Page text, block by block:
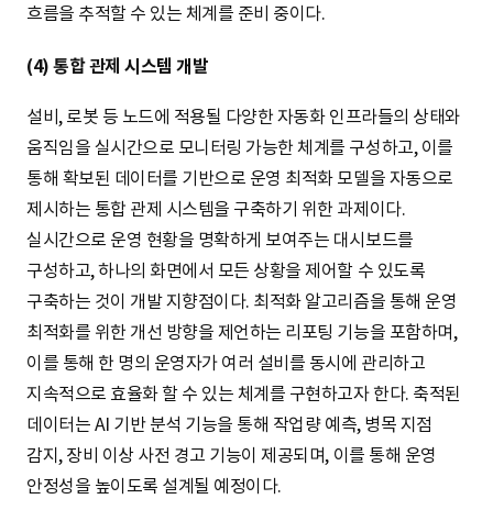
흐름을 추적할 수 있는 체계를 준비 중이다.
(4) 통합 관제 시스템 개발
설비, 로봇 등 노드에 적용될 다양한 자동화 인프라들의 상태와
움직임을 실시간으로 모니터링 가능한 체계를 구성하고, 이를
통해 확보된 데이터를 기반으로 운영 최적화 모델을 자동으로
제시하는 통합 관제 시스템을 구축하기 위한 과제이다.
실시간으로 운영 현황을 명확하게 보여주는 대시보드를
구성하고, 하나의 화면에서 모든 상황을 제어할 수 있도록
구축하는 것이 개발 지향점이다. 최적화 알고리즘을 통해 운영
최적화를 위한 개선 방향을 제언하는 리포팅 기능을 포함하며,
이를 통해 한 명의 운영자가 여러 설비를 동시에 관리하고
지속적으로 효율화 할 수 있는 체계를 구현하고자 한다. 축적된
데이터는 AI 기반 분석 기능을 통해 작업량 예측, 병목 지점
감지, 장비 이상 사전 경고 기능이 제공되며, 이를 통해 운영
안정성을 높이도록 설계될 예정이다.